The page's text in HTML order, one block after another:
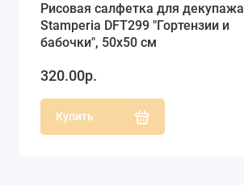
Рисовая салфетка для декупажа
Stamperia DFT299 "Гортензии и
бабочки", 50х50 см
320.00р.
Купить